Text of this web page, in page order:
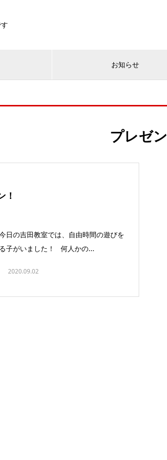
お知らせ
プレゼン
！
の吉田教室では、自由時間の遊びを
子がいました！ 何人かの...
2020.09.02